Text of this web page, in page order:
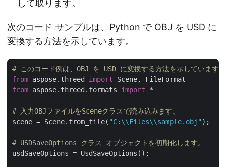
して取ります。
次のコード サンプルは、Python で OBJ を USD に
変換する方法を示しています。
# このコード例は、OBJ を USD に変換する方法を示しています。
from aspose.threed import
from aspose.threed.formats import *
# 入力OBJファイルをSceneクラスで読み込みます。
scene = Scene.from_file( "C:\\Files\\sample.obj" );
# USDSaveOptions クラス オブジェクトを初期化します。
usdSaveOptions = UsdSaveOptions();